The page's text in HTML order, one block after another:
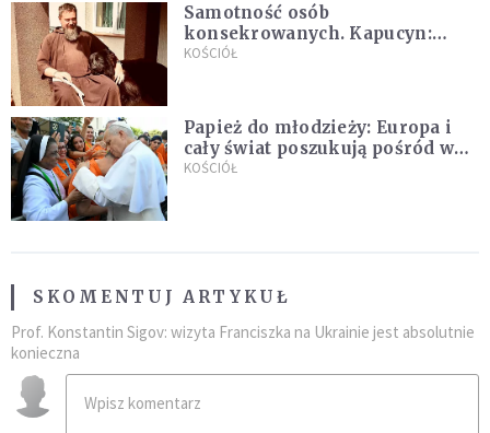
Samotność osób
konsekrowanych. Kapucyn:
Życie w pojedynkę rzadko jest
KOŚCIÓŁ
Papież do młodzieży: Europa i
cały świat poszukują pośród was
nowych świętych
KOŚCIÓŁ
SKOMENTUJ ARTYKUŁ
Prof. Konstantin Sigov: wizyta Franciszka na Ukrainie jest absolutnie
konieczna